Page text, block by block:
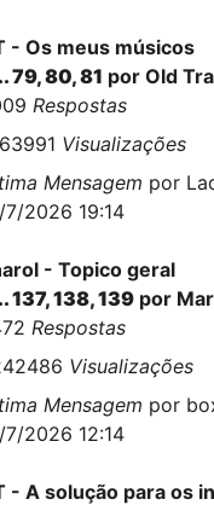
- Os meus músicos
79,80,81 por Old
Respostas
Visualizações
Mensagem por
7/2026 19:14
- Topico geral
137,138,139 por
Respostas
Visualizações
Mensagem por
7/2026 12:14
- A solução para os